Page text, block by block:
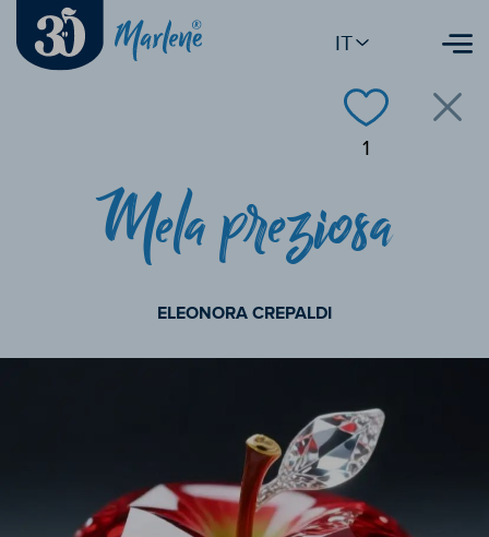
IT
1
Mela preziosa
ELEONORA CREPALDI